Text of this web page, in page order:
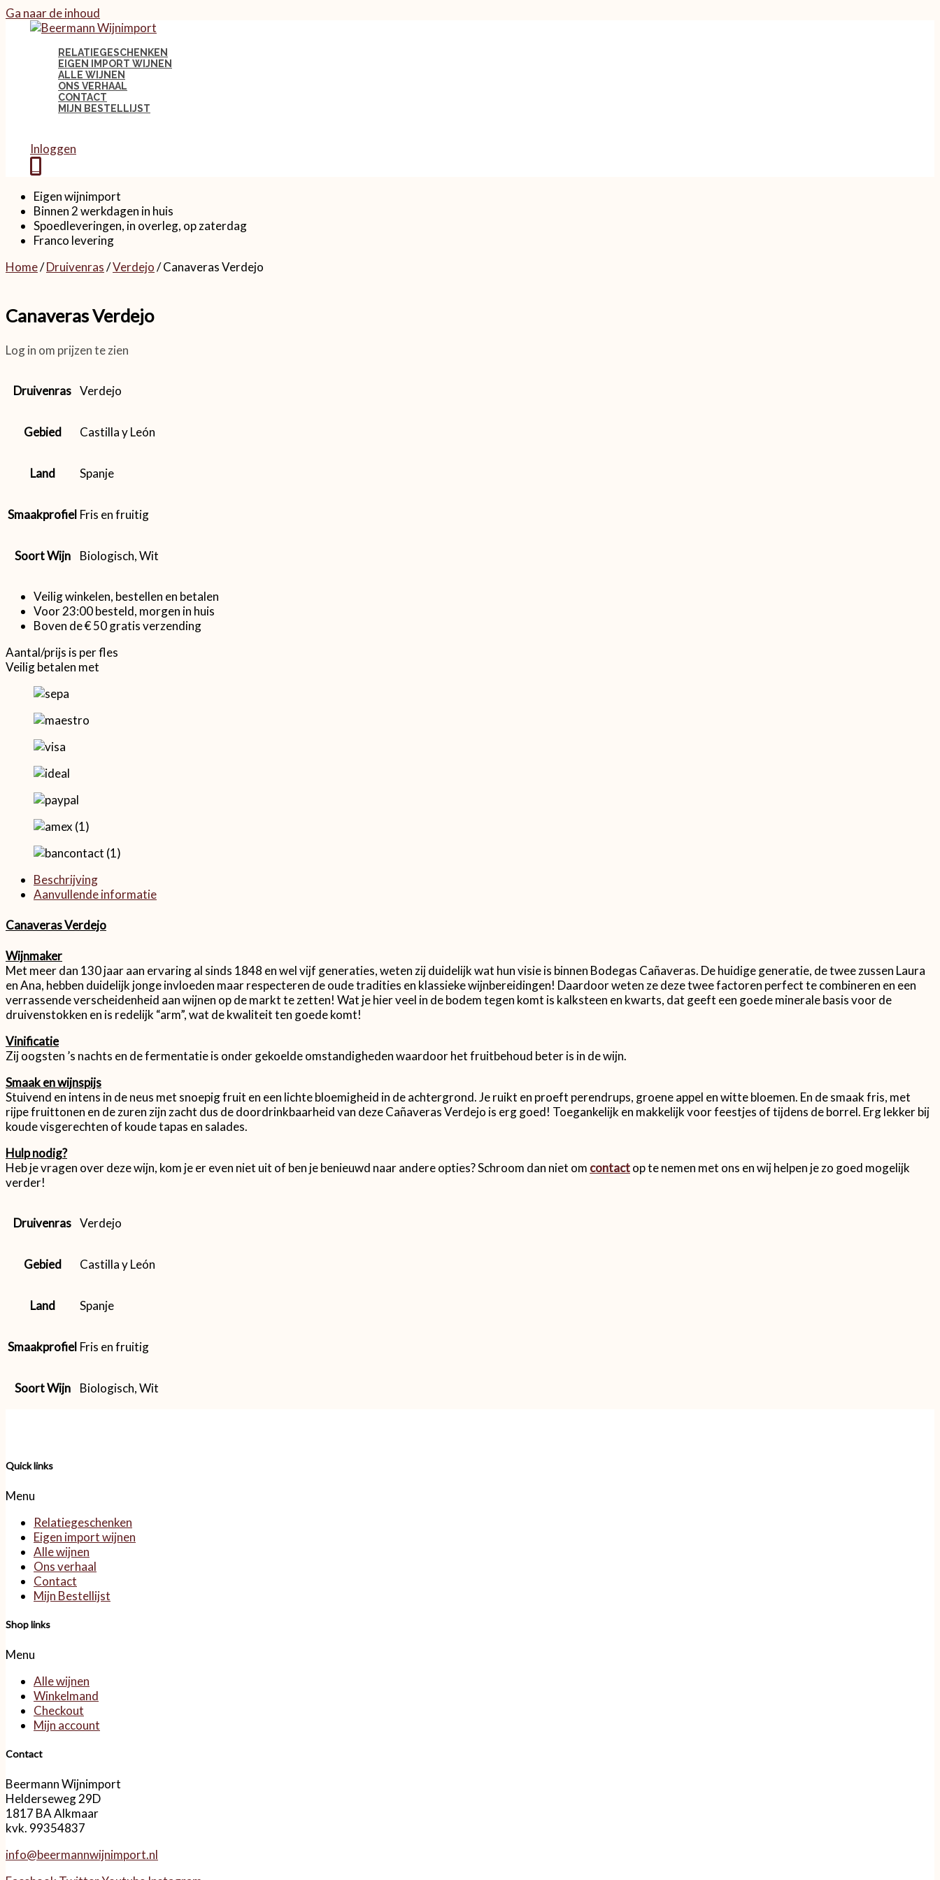
Ga naar de inhoud
RELATIEGESCHENKEN
EIGEN IMPORT WIJNEN
ALLE WIJNEN
ONS VERHAAL
CONTACT
MIJN BESTELLIJST
Inloggen
Eigen wijnimport
Binnen 2 werkdagen in huis
Spoedleveringen, in overleg, op zaterdag
Franco levering
Home/Druivenras/Verdejo/ Canaveras Verdejo
Canaveras Verdejo
Log in om prijzen te zien
Druivenras Verdejo
Gebied Castilla y León
Land Spanje
Smaakprofiel Fris en fruitig
Soort Wijn Biologisch, Wit
Veilig winkelen, bestellen en betalen
Voor 23:00 besteld, morgen in huis
Boven de € 50 gratis verzending
Aantal/prijs is per fles
Veilig betalen met
Beschrijving
Aanvullende informatie
Canaveras Verdejo
Wijnmaker
Met meer dan 130 jaar aan ervaring al sinds 1848 en wel vijf generaties, weten zij duidelijk wat hun visie is binnen Bodegas Cañaveras. De huidige generatie, de twee zussen Laura
en Ana, hebben duidelijk jonge invloeden maar respecteren de oude tradities en klassieke wijnbereidingen! Daardoor weten ze deze twee factoren perfect te combineren en een
verrassende verscheidenheid aan wijnen op de markt te zetten! Wat je hier veel in de bodem tegen komt is kalksteen en kwarts, dat geeft een goede minerale basis voor de
druivenstokken en is redelijk “arm”, wat de kwaliteit ten goede komt!
Vinificatie
Zij oogsten ’s nachts en de fermentatie is onder gekoelde omstandigheden waardoor het fruitbehoud beter is in de wijn.
Smaak en wijnspijs
Stuivend en intens in de neus met snoepig fruit en een lichte bloemigheid in de achtergrond. Je ruikt en proeft perendrups, groene appel en witte bloemen. En de smaak fris, met
rijpe fruittonen en de zuren zijn zacht dus de doordrinkbaarheid van deze Cañaveras Verdejo is erg goed! Toegankelijk en makkelijk voor feestjes of tijdens de borrel. Erg lekker bij
koude visgerechten of koude tapas en salades.
Hulp nodig?
Heb je vragen over deze wijn, kom je er even niet uit of ben je benieuwd naar andere opties? Schroom dan niet om contactop te nemen met ons en wij helpen je zo goed mogelijk
verder!
Druivenras Verdejo
Gebied Castilla y León
Land Spanje
Smaakprofiel Fris en fruitig
Soort Wijn Biologisch, Wit
Quick links
Menu
Relatiegeschenken
Eigen import wijnen
Alle wijnen
Ons verhaal
Contact
Mijn Bestellijst
Shop links
Menu
Alle wijnen
Winkelmand
Checkout
Mijn account
Contact
Beermann Wijnimport
Helderseweg 29D
1817 BA Alkmaar
kvk. 99354837
info@beermannwijnimport.nl